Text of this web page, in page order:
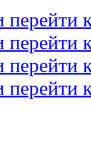
перейти
перейти